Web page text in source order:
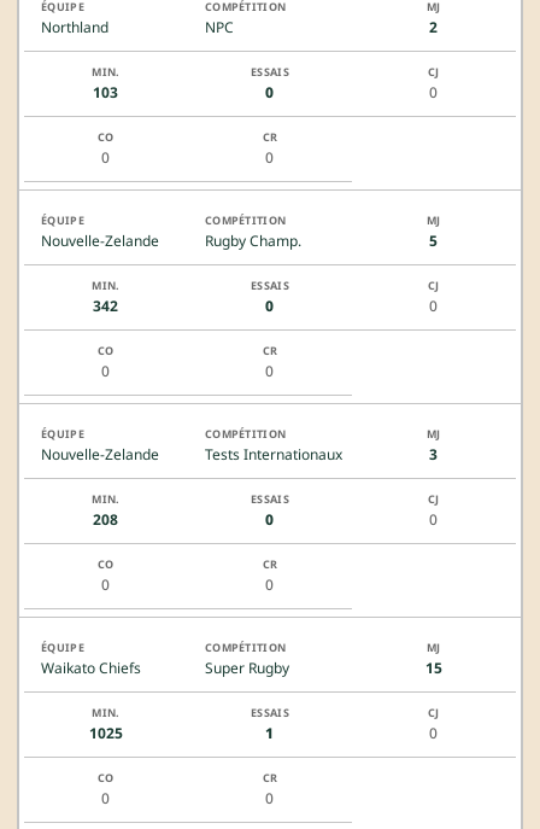
Northland NPC 2
103 0 0
0 0
Nouvelle-Zelande Rugby Champ. 5
342 0 0
0 0
Nouvelle-Zelande Tests Internationaux 3
208 0 0
0 0
Waikato Chiefs Super Rugby 15
1025 1 0
0 0